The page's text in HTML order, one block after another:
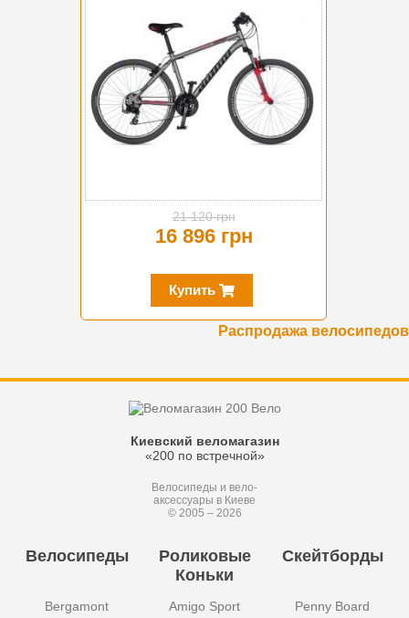
21 120 грн
16 896 грн
Купить
Распродажа велосипедов
Киевский веломагазин
«200 по встречной»
Велосипеды и вело-
аксессуары в Киеве
© 2005 – 2026
Велосипеды
Bergamont
Роликовые
Коньки
Amigo Sport
Скейтборды
Penny Board